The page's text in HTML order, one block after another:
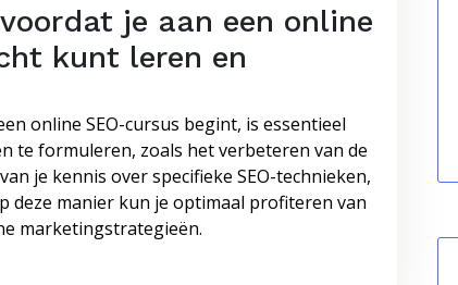
je aan een online
kunt leren en
online SEO-cursus begint, is essentieel
te formuleren, zoals het verbeteren van de
je kennis over specifieke SEO-technieken,
deze manier kun je optimaal profiteren van
marketingstrategieën.